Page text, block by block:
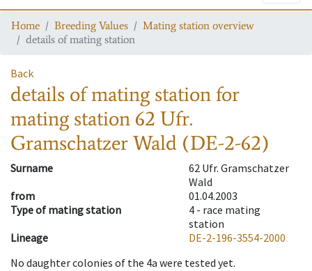
Home Breeding Values
Mating station overview
details of mating station
Back
details of mating stationfor
mating station 62 Ufr.
Gramschatzer Wald (DE-2-62)
Surname
62 Ufr. Gramschatzer
Wald
from
01.04.2003
Type of mating station
4 - race mating
station
Lineage
DE-2-196-3554-2000
No daughter colonies of the 4a were tested yet.